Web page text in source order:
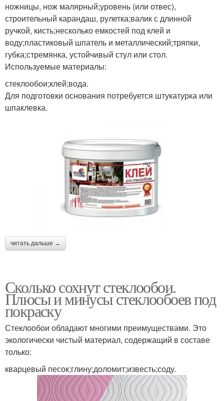
ножницы, нож малярный;уровень (или отвес),
строительный карандаш, рулетка;валик с длинной
ручкой, кисть;несколько емкостей под клей и
воду;пластиковый шпатель и металлический;тряпки,
губка;стремянка, устойчивый стул или стол.
Используемые материалы:
стеклообои;клей;вода.
Для подготовки основания потребуется штукатурка или
шпаклевка.
читать дальше →
Сколько сохнут стеклообои.
Плюсы и минусы стеклообоев под
покраску
Стеклообои обладают многими преимуществами. Это
экологически чистый материал, содержащий в составе
только:
кварцевый песок;глину;доломит;известь;соду.